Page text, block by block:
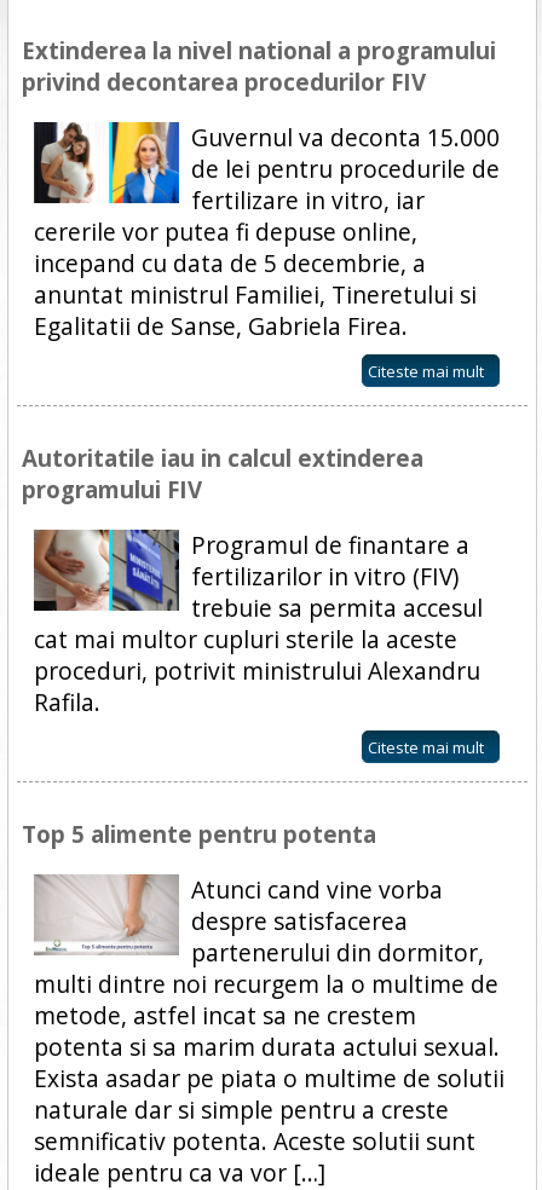
Extinderea la nivel national a programului
privind decontarea procedurilor FIV
Guvernul va deconta 15.000
de lei pentru procedurile de
fertilizare in vitro, iar
cererile vor putea fi depuse online,
incepand cu data de 5 decembrie, a
anuntat ministrul Familiei, Tineretului si
Egalitatii de Sanse, Gabriela Firea.
Citeste mai mult
Autoritatile iau in calcul extinderea
programului FIV
Programul de finantare a
fertilizarilor in vitro (FIV)
trebuie sa permita accesul
cat mai multor cupluri sterile la aceste
proceduri, potrivit ministrului Alexandru
Rafila.
Citeste mai mult
Top 5 alimente pentru potenta
Atunci cand vine vorba
despre satisfacerea
partenerului din dormitor,
multi dintre noi recurgem la o multime de
metode, astfel incat sa ne crestem
potenta si sa marim durata actului sexual.
Exista asadar pe piata o multime de solutii
naturale dar si simple pentru a creste
semnificativ potenta. Aceste solutii sunt
ideale pentru ca va vor […]